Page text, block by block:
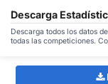
Descarga
Descarga todos los datos
todas las competiciones.